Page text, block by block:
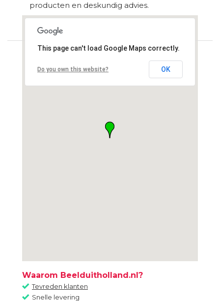
producten en deskundig advies.
Loading...
This page can't load Google Maps correctly.
Do you own this website? OK
Waarom Beelduitholland.nl?
Tevreden klanten
Snelle levering